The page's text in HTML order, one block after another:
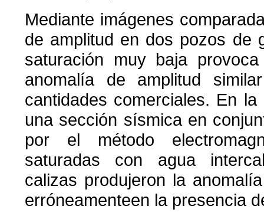
Mediante imágenes
de amplitud en dos pozos de
saturación muy baja
anomalía de amplitud
cantidades comerciales. En
una sección sísmica en
por el método
saturadas con agua
calizas produjeron la
erróneamenteen la presencia